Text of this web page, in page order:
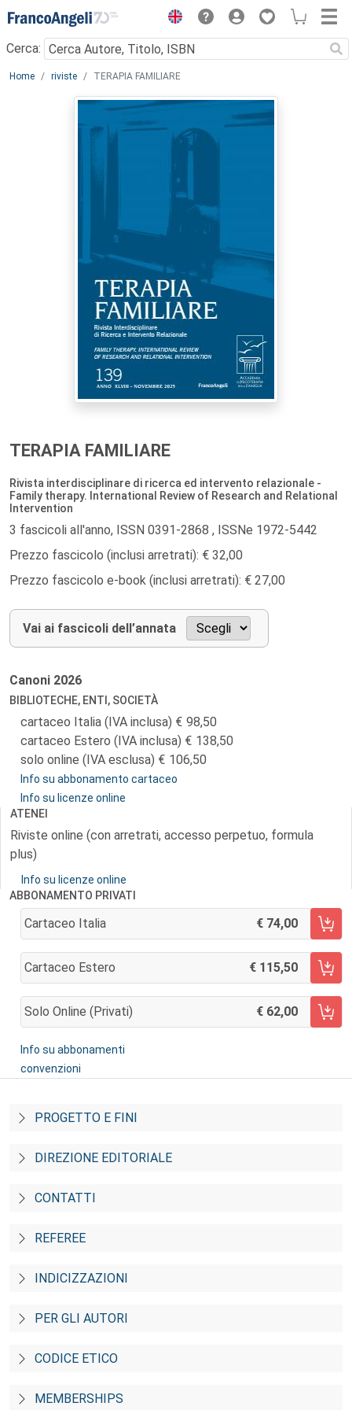
Menu
Cerca:
Main content
Home riviste TERAPIA FAMILIARE
TERAPIA FAMILIARE
Rivista interdisciplinare di ricerca ed intervento relazionale -
Family therapy. International Review of Research and Relational
Intervention
3 fascicoli all'anno, ISSN 0391-2868 , ISSNe 1972-5442
Prezzo fascicolo (inclusi arretrati): € 32,00
Prezzo fascicolo e-book (inclusi arretrati): € 27,00
Vai ai fascicoli dell’annata
Canoni 2026
BIBLIOTECHE, ENTI, SOCIETÀ
cartaceo Italia (IVA inclusa)
98,50
cartaceo Estero (IVA inclusa)
138,50
solo online (IVA esclusa)
106,50
Info su abbonamento cartaceo
Info su licenze online
ATENEI
Riviste online (con arretrati, accesso perpetuo, formula
plus)
Info su licenze online
ABBONAMENTO PRIVATI
Cartaceo Italia 74,00
AGGIUNGI AL CARRELLO
Cartaceo Estero 115,50
AGGIUNGI AL CARRELLO
Solo Online (privati) 62,00
AGGIUNGI AL CARRELLO
Info su abbonamenti
convenzioni
PROGETTO E FINI
DIREZIONE EDITORIALE
CONTATTI
REFEREE
INDICIZZAZIONI
PER GLI AUTORI
CODICE ETICO
MEMBERSHIPS